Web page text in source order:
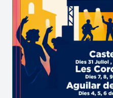
retrobament de tota la
oberta. D'aquesta
Ventoses de Preixens
la implicació de tothom.
Escenaris
festa major de